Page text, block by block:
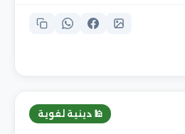
🕌 دينية لغوية